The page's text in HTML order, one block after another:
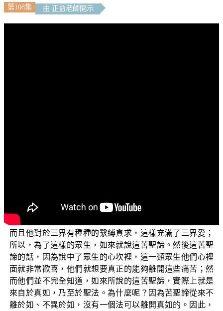
第108集 由 正益老師開示
他是屬於比較小，然後他所奢求的這個智慧，只要能夠解
脫分段生死，然後不希望得到 如來廣大無量無邊的智慧；
而且他對於三界有種種的繫縛貪求，這樣充滿了三界愛；
所以，為了這樣的眾生，如來就說這苦聖諦。然後這苦聖
諦的話，因為說中了眾生的心坎裡，這一類眾生他們心裡
面就非常歡喜，他們就想要真正的能夠離開這些痛苦；然
而他們並不完全知道，如來所說的這苦聖諦，實際上就是
來自於真如，乃至於聖法。為什麼呢？因為苦聖諦從來不
離於如、不異於如，沒有一個法可以離開真如的。因此，